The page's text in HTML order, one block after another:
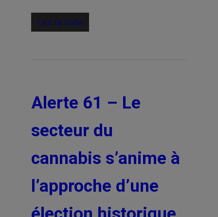
Lire la suite
Alerte 61 – Le
secteur du
cannabis s’anime à
l’approche d’une